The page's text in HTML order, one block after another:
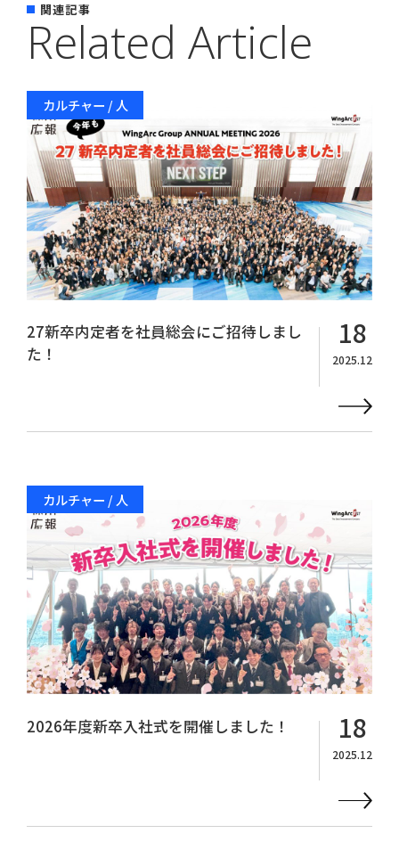
Copyright© WingArc1st Inc. All Rights Reserved.
関連記事
Related Article
カルチャー / 人
27新卒内定者を社員総会にご招待しまし
た！
18
2025.12
カルチャー / 人
2026年度新卒入社式を開催しました！ 18
2025.12